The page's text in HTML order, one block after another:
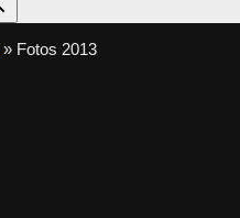
» Fotos 2013